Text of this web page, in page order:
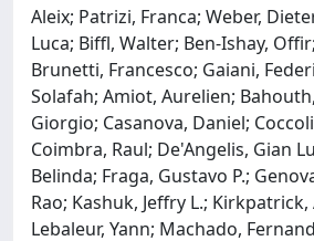
Aleix; Patrizi, Franca; Weber,
Luca; Biffl, Walter; Ben-Ishay,
Brunetti, Francesco; Gaiani,
Solafah; Amiot, Aurelien;
Giorgio; Casanova, Daniel;
Coimbra, Raul; De'Angelis, Gian
Belinda; Fraga, Gustavo P.;
Rao; Kashuk, Jeffry L.;
Lebaleur, Yann; Machado,